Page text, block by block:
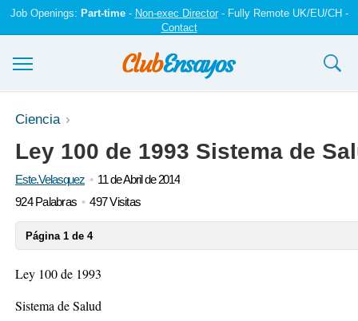
Job Openings: Part-time- Non-exec Director- Fully Remote UK/EU/CH -
Contact
Ensayos y trabajos
Registrarse
Iniciar sesión
Ciencia
Ley 100 de 1993 Sistema de
Este.Velasquez
11 de Abril de 2014
924 Palabras
497 Visitas
Página 1 de 4
Ley 100 de 1993
Sistema de Salud